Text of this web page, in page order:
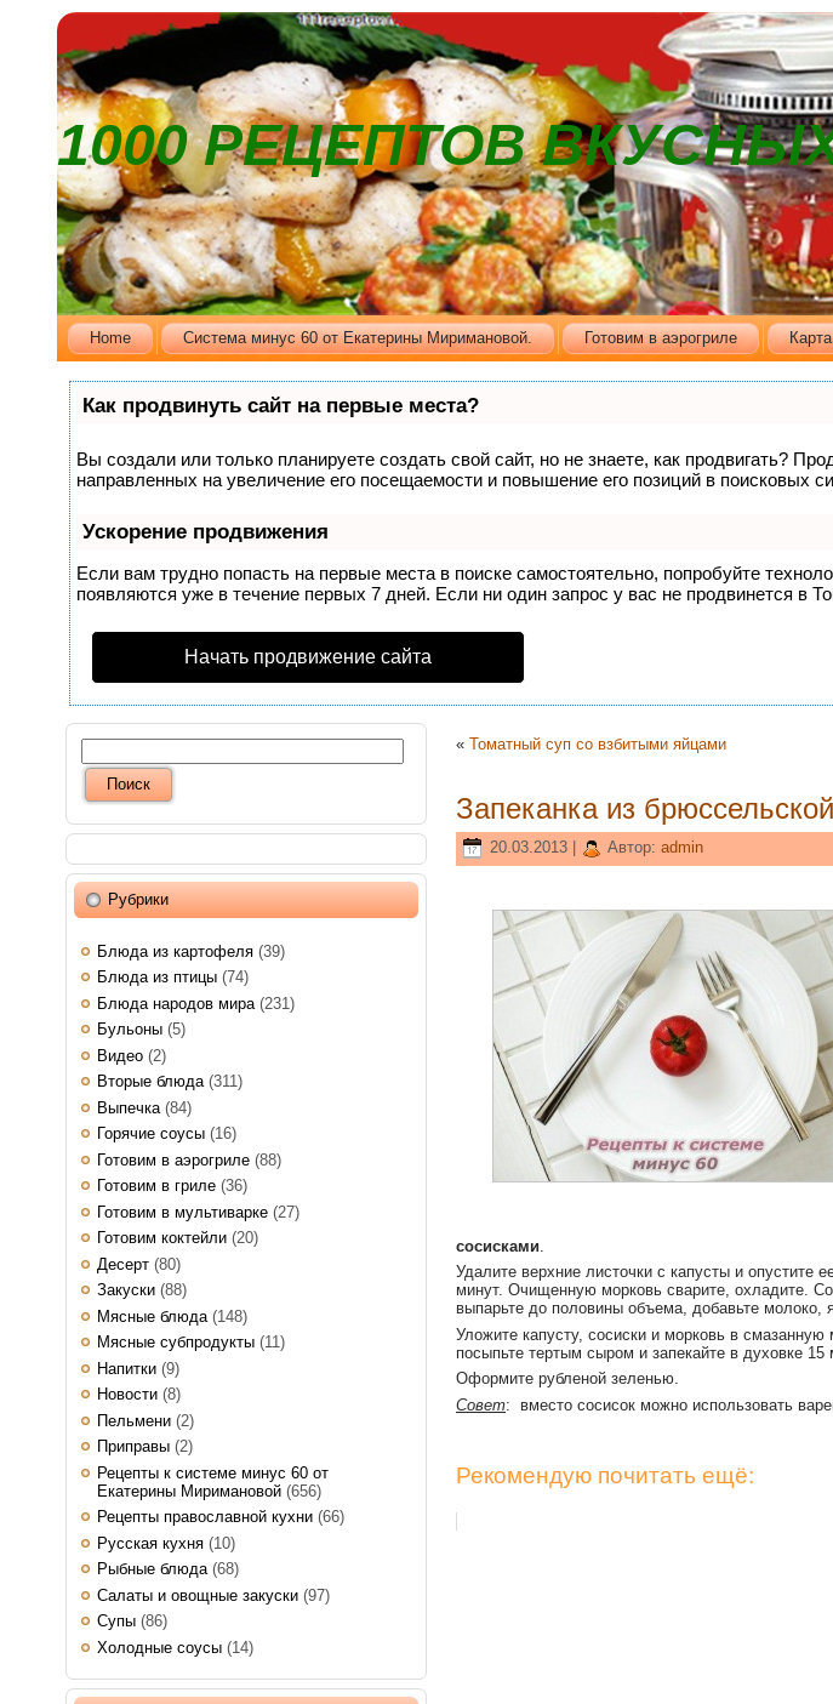
1000 РЕЦЕПТОВ
Home Cистема минус 60 от Екатерины Миримановой. Готовим в аэрогриле
Как продвинуть сайт на первые места?
Вы создали или только планируете создать свой сайт, но не знаете, как продвигать?
направленных на увеличение его посещаемости и повышение его позиций в поисковых
Ускорение продвижения
Если вам трудно попасть на первые места в поиске самостоятельно, попробуйте
появляются уже в течение первых 7 дней. Если ни один запрос у вас не продвинется в
Начать продвижение сайта
Рубрики
Блюда из картофеля (39)
Блюда из птицы (74)
Блюда народов мира (231)
Бульоны (5)
Видео (2)
Вторые блюда(311)
Выпечка (84)
Горячие соусы (16)
Готовим в аэрогриле (88)
Готовим в гриле (36)
Готовим в мультиварке (27)
Готовим коктейли (20)
Десерт (80)
Закуски (88)
Мясные блюда (148)
Мясные субпродукты (11)
Напитки (9)
Новости (8)
Пельмени (2)
Приправы (2)
Рецепты к системе минус 60 от
Екатерины Миримановой (656)
Рецепты православной кухни (66)
Русская кухня (10)
Рыбные блюда(68)
Салаты и овощные закуски (97)
Супы (86)
Холодные соусы (14)
« Томатный суп со взбитыми яйцами
Запеканка из
20.03.2013 | Автор: admin
сосисками
Удалите верхние листочки с капусты и опустите
минут. Очищенную морковь сварите, охладите.
выпарьте до половины объема, добавьте молоко,
Уложите капусту, сосиски и морковь в
посыпьте тертым сыром и запекайте в духовке 15
Оформите рубленой зеленью.
Совет: вместо сосисок можно использовать
Рекомендую почитать ещё: